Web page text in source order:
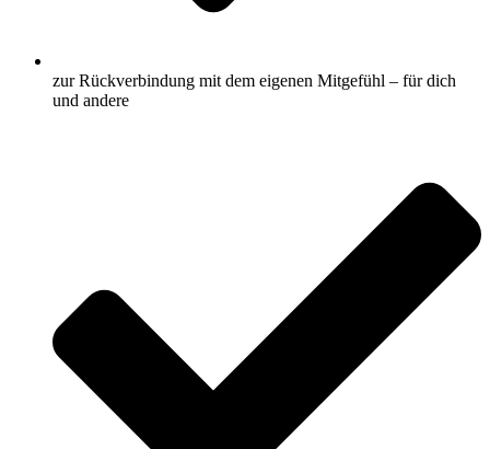
zur Rückverbindung mit dem eigenen Mitgefühl – für dich
und andere